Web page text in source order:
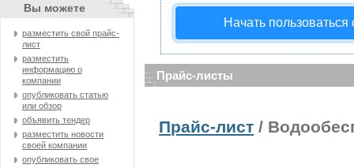
Вы можете
разместить свой прайс-
лист
разместить
информацию о
компании
опубликовать статью
или обзор
объявить тендер
разместить новости
своей компании
опубликовать свое
Начать
Прайс-листы
Прайс-лист /